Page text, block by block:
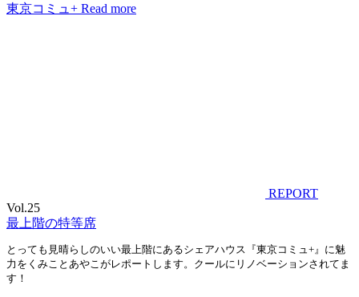
東京コミュ+ Read more
REPORT
Vol.25
最上階の特等席
とっても見晴らしのいい最上階にあるシェアハウス『東京コミュ+』に魅
力をくみことあやこがレポートします。クールにリノベーションされてま
す！